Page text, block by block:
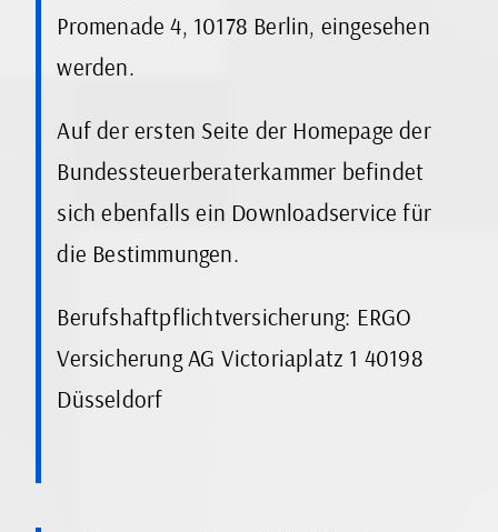
Promenade 4, 10178 Berlin, eingesehen
werden.
Auf der ersten Seite der Homepage der
Bundessteuerberaterkammer befindet
sich ebenfalls ein Downloadservice für
die Bestimmungen.
Berufshaftpflichtversicherung: ERGO
Versicherung AG Victoriaplatz 1 40198
Düsseldorf